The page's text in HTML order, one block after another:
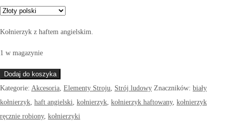
Kołnierzyk z haftem angielskim.
1 w magazynie
ilość
Kołnierz
z
Haftem
Dodaj do koszyka
Kategorie: Akcesoria, Elementy Stroju, Strój ludowy Znaczników: biały
kołnierzyk, haft angielski, kołnierzyk, kołnierzyk haftowany, kołnierzyk
ręcznie robiony, kołnierzyki